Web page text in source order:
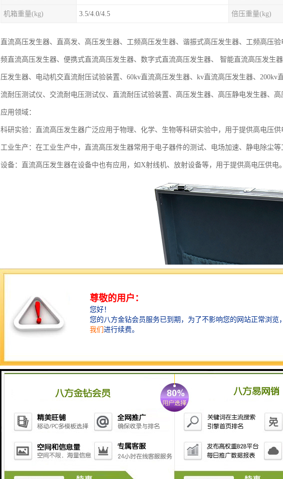
机箱重量(kg) 3.5/4.0/4.5 倍压重量(kg)
直流高压发生器、直高发、高压发生器、工频高压发生器、谐振式高压发生器、工频高压
频直流高压发生器、便携式直流高压发生器、数字式直流高压发生器、 智能直流高压发生
压发生器、电动机交直流耐压试验装置、60kv直流高压发生器、kv直流高压发生器、
流耐压测试仪、交流耐电压测试仪、直流耐压试验装置、高压发生器、高压静电发生器、
应用领域：
科研实验：直流高压发生器广泛应用于物理、化学、生物等科研实验中，用于提供高电压
工业生产：在工业生产中，直流高压发生器常用于电子器件的测试、电场加速、静电除尘等
设备：直流高压发生器在设备中也有应用，如X射线机、放射设备等，用于提供高电压供电